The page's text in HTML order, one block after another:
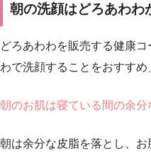
朝の洗顔はどろあわわ
どろあわわを販売する健康
わで洗顔することをおすすめ
朝のお肌は寝ている間の余
朝は余分な皮脂を落とし、